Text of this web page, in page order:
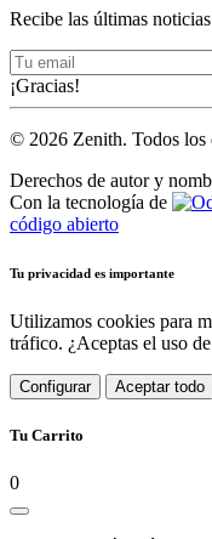
Recibe las últimas
¡Gracias!
© 2026 Zenith. Todos los
Derechos de autor y
Con la tecnología de
código abierto
Tu privacidad es importante
Utilizamos cookies para
tráfico. ¿Aceptas el uso
Configurar Aceptar todo
Tu Carrito
0